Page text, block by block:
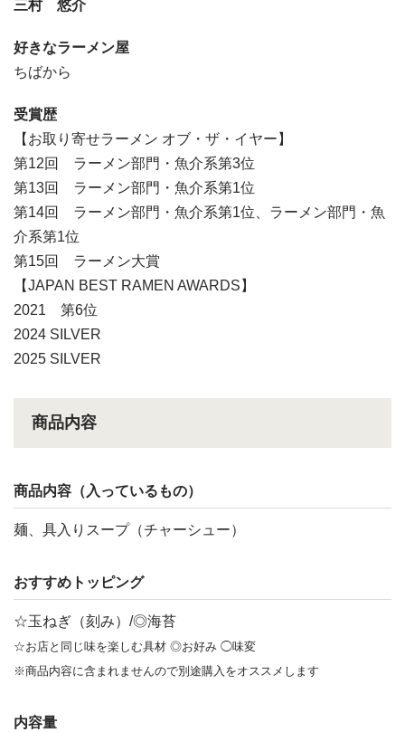
三村 悠介
好きなラーメン屋
ちばから
受賞歴
【お取り寄せラーメン オブ・ザ・イヤー】
第12回 ラーメン部門・魚介系第3位
第13回 ラーメン部門・魚介系第1位
第14回 ラーメン部門・魚介系第1位、ラーメン部門・魚
介系第1位
第15回 ラーメン大賞
【JAPAN BEST RAMEN AWARDS】
2021 第6位
2024 SILVER
2025 SILVER
商品内容
商品内容（入っているもの）
麺、具入りスープ（チャーシュー）
おすすめトッピング
☆玉ねぎ（刻み）/◎海苔
☆お店と同じ味を楽しむ具材 ◎お好み ◯味変
※商品内容に含まれませんので別途購入をオススメします
内容量